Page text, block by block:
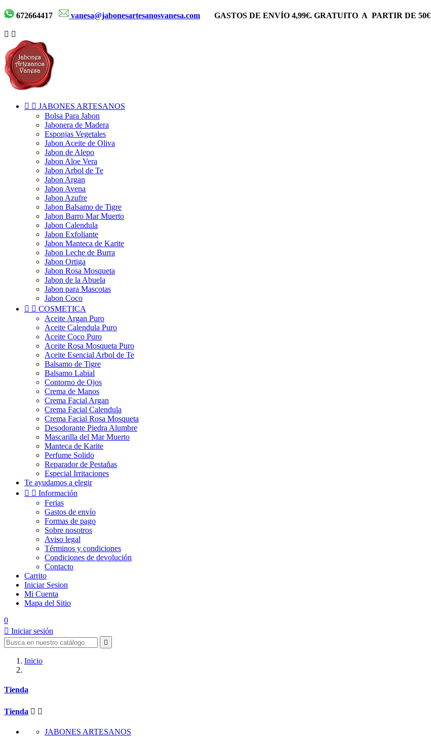
672664417 vanesa@jabonesartesanosvanesa.com GASTOS DE ENVÍO 4,99€. GRATUITO A PARTIR DE 50€
 
  JABONES ARTESANOS
Bolsa Para Jabon
Jabonera de Madera
Esponjas Vegetales
Jabon Aceite de Oliva
Jabon de Alepo
Jabon Aloe Vera
Jabon Arbol de Te
Jabon Argan
Jabon Avena
Jabon Azufre
Jabon Balsamo de Tigre
Jabon Barro Mar Muerto
Jabon Calendula
Jabon Exfoliante
Jabon Manteca de Karite
Jabon Leche de Burra
Jabon Ortiga
Jabon Rosa Mosqueta
Jabon de la Abuela
Jabon para Mascotas
Jabon Coco
  COSMETICA
Aceite Argan Puro
Aceite Calendula Puro
Aceite Coco Puro
Aceite Rosa Mosqueta Puro
Aceite Esencial Arbol de Te
Balsamo de Tigre
Balsamo Labial
Contorno de Ojos
Crema de Manos
Crema Facial Argan
Crema Facial Calendula
Crema Facial Rosa Mosqueta
Desodorante Piedra Alumbre
Mascarilla del Mar Muerto
Manteca de Karite
Perfume Solido
Reparador de Pestañas
Especial Irritaciones
Te ayudamos a elegir
  Información
Ferias
Gastos de envío
Formas de pago
Sobre nosotros
Aviso legal
Términos y condiciones
Condiciones de devolución
Contacto
Carrito
Iniciar Sesion
Mi Cuenta
Mapa del Sitio
0
 Iniciar sesión

Inicio
Tienda
Tienda  
JABONES ARTESANOS